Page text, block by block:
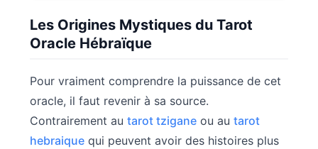
Les Origines Mystiques du Tarot
Oracle Hébraïque
Pour vraiment comprendre la puissance de cet
oracle, il faut revenir à sa source.
Contrairement au tarot tzigane ou au tarot
hebraique qui peuvent avoir des histoires plus